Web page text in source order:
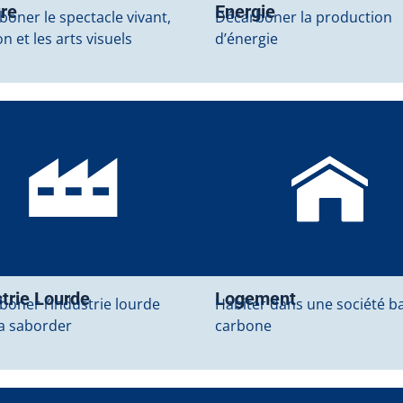
le spectacle vivant,
et les arts visuels
Energie
Décarboner la production
d’énergie
Lourde
l’industrie lourde
saborder
Logement
Habiter dans une société
carbone